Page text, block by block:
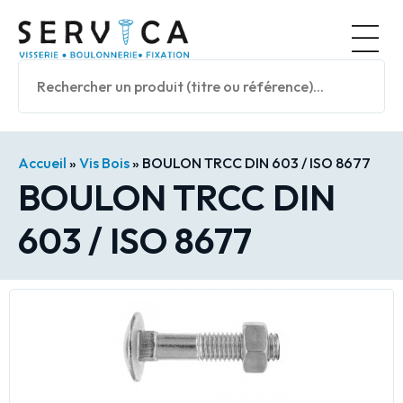
Accueil » Vis Bois» BOULON TRCC DIN 603 / ISO 8677
BOULON TRCC DIN
603 / ISO 8677